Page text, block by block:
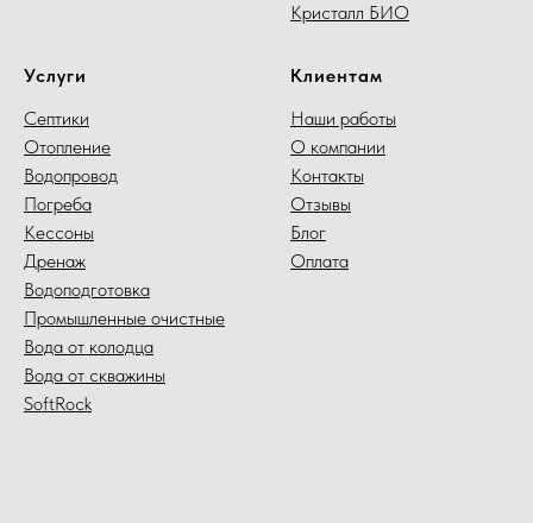
Кристалл БИО
Услуги
Септики
Отопление
Водопровод
Погреба
Кессоны
Дренаж
Водоподготовка
Промышленные очистные
Вода от колодца
Вода от скважины
SoftRock
Клиентам
Наши работы
О компании
Контакты
Отзывы
Блог
Оплата